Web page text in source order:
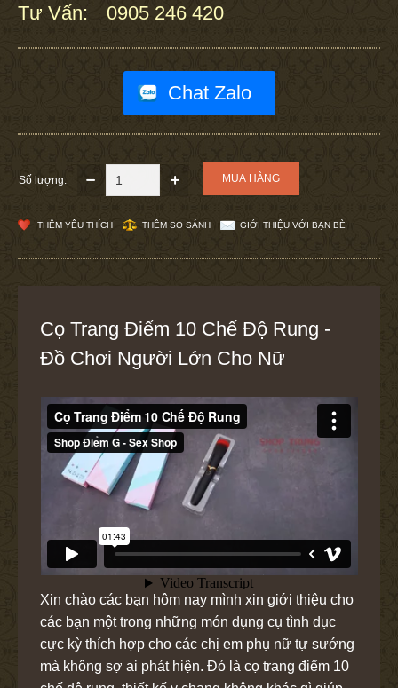
Tư Vấn: 0905 246 420
Chat Zalo
Số lượng:
THÊM YÊU THÍCH THÊM SO SÁNH GIỚI THIỆU VỚI BẠN BÈ
Cọ Trang Điểm 10 Chế Độ Rung -
Đồ Chơi Người Lớn Cho Nữ
Xin chào các bạn hôm nay mình xin giới thiệu cho
các bạn một trong những món dụng cụ tình dục
cực kỳ thích hợp cho các chị em phụ nữ tự sướng
mà không sợ ai phát hiện. Đó là cọ trang điểm 10